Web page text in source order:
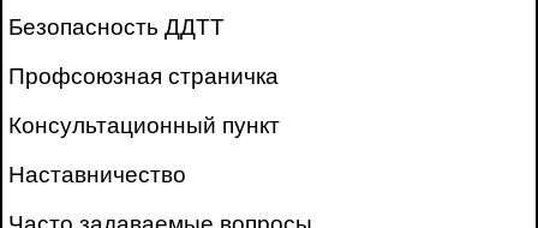
Безопасность ДДТТ
Профсоюзная страничка
Консультационный пункт
Наставничество
Часто задаваемые вопросы